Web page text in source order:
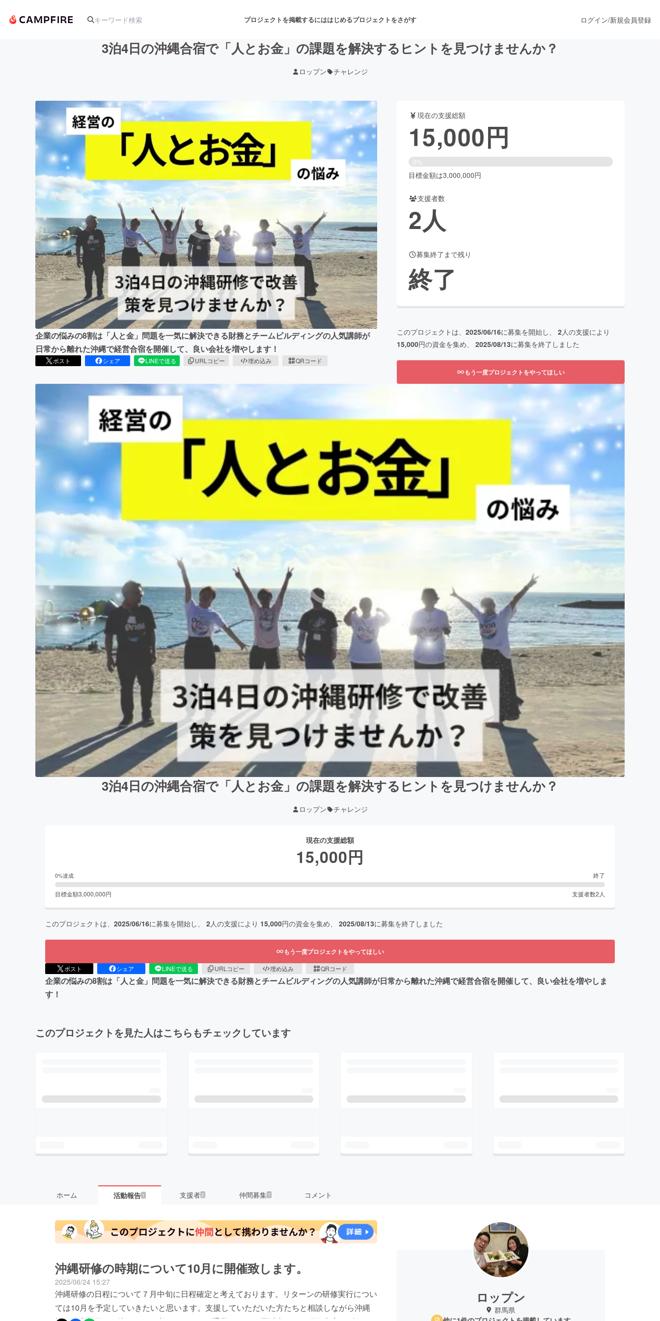
プロジェクトを掲載するにははじめるプロジェクトをさがす
アート・写真 音楽 舞台・パフォーマンス
テクノロジー・ガジェット ゲーム・サービス開発 ファッション
アニメ・漫画
ビジネス・起業 ビューティー・ヘルスケア
まちづくり・地域活性化
CAMPFIRE for Social GoodCAMPFIRE Creation
CAMPFIREふるさと納税machi-yaコミュニティ
ログイン/新規会員登録
3泊4日の沖縄合宿で「人とお金」の課題を解決するヒントを見つけませんか？
ロップン チャレンジ
企業の悩みの8割は「人と金」問題を一気に解決できる財務とチームビルディングの人気講師が
日常から離れた沖縄で経営合宿を開催して、良い会社を増やします！
ポスト シェア LINEで送る URLコピー 埋め込み QRコード
現在の支援総額
15,000円
0%
目標金額は3,000,000円
支援者数
2人
募集終了まで残り
終了
このプロジェクトは、 2025/06/16に募集を開始し、 2人の支援により
15,000円の資金を集め、 2025/08/13に募集を終了しました
もう一度プロジェクトをやってほしい
3泊4日の沖縄合宿で「人とお金」の課題を解決するヒントを見つけませんか？
ロップン チャレンジ
現在の支援総額
15,000円
0%達成 終了
目標金額3,000,000円 支援者数2 人
このプロジェクトは、 2025/06/16に募集を開始し、 2人の支援により 15,000円の資金を集め、 2025/08/13に募集を終了しました
もう一度プロジェクトをやってほしい
ポスト シェア LINEで送る URLコピー 埋め込み QRコード
企業の悩みの8割は「人と金」問題を一気に解決できる財務とチームビルディングの人気講師が日常から離れた沖縄で経営合宿を開催して、良い会社を増やしま
す！
このプロジェクトを見た人はこちらもチェックしています
ホーム 活動報告 1 支援者2 仲間募集 1 コメント
沖縄研修の時期について10月に開催致します。
2025/06/24 15:27
沖縄研修の日程について７月中旬に日程確定と考えております。リターンの研修実行につい
ては10月を予定していきたいと思います。支援していただいた方たちと相談しながら沖縄
ロップン
群馬県